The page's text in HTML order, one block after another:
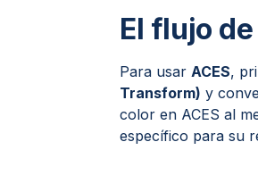
El flujo
Para usarACES,
Transform) y
color en ACES al
específico para su